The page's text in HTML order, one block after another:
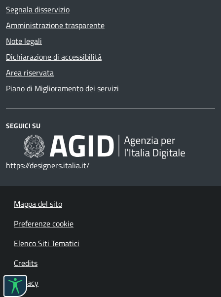
Segnala disservizio
Amministrazione trasparente
Note legali
Dichiarazione di accessibilità
Area riservata
Piano di Miglioramento dei servizi
SEGUICI SU
https://designers.italia.it/
Mappa del sito
Preferenze cookie
Elenco Siti Tematici
Credits
Privacy